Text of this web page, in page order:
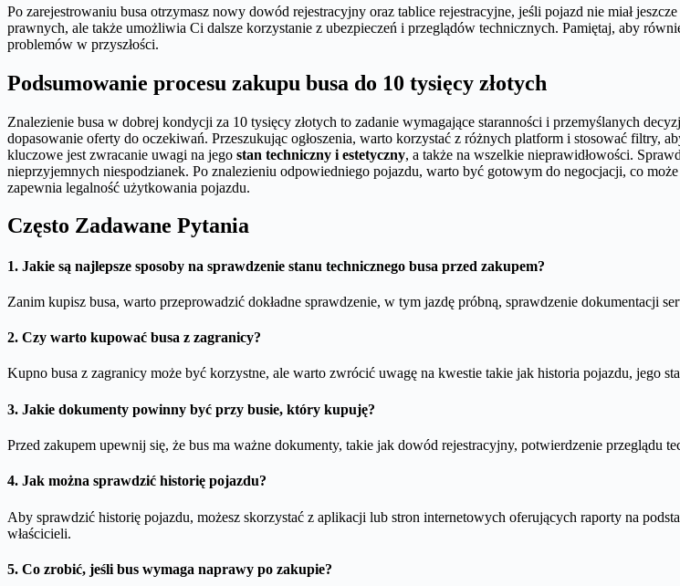
Po zarejestrowaniu busa otrzymasz nowy dowód rejestracyjny oraz tablice rejestracyjne, jeśli pojazd nie miał
prawnych, ale także umożliwia Ci dalsze korzystanie z ubezpieczeń i przeglądów technicznych. Pamiętaj, aby
problemów w przyszłości.
Podsumowanie procesu zakupu busa do 10 tysięcy złotych
Znalezienie busa w dobrej kondycji za 10 tysięcy złotych to zadanie wymagające staranności i przemyślanych
dopasowanie oferty do oczekiwań. Przeszukując ogłoszenia, warto korzystać z różnych platform i stosować filtry,
kluczowe jest zwracanie uwagi na jego stan techniczny i estetyczny, a także na wszelkie nieprawidłowości.
nieprzyjemnych niespodzianek. Po znalezieniu odpowiedniego pojazdu, warto być gotowym do negocjacji, co
zapewnia legalność użytkowania pojazdu.
Często Zadawane Pytania
1. Jakie są najlepsze sposoby na sprawdzenie stanu technicznego busa przed zakupem?
Zanim kupisz busa, warto przeprowadzić dokładne sprawdzenie, w tym jazdę próbną, sprawdzenie dokumentacji
2. Czy warto kupować busa z zagranicy?
Kupno busa z zagranicy może być korzystne, ale warto zwrócić uwagę na kwestie takie jak historia pojazdu, jego
3. Jakie dokumenty powinny być przy busie, który kupuję?
Przed zakupem upewnij się, że bus ma ważne dokumenty, takie jak dowód rejestracyjny, potwierdzenie przeglądu
4. Jak można sprawdzić historię pojazdu?
Aby sprawdzić historię pojazdu, możesz skorzystać z aplikacji lub stron internetowych oferujących raporty na
właścicieli.
5. Co zrobić, jeśli bus wymaga naprawy po zakupie?